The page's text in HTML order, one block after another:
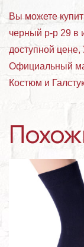
Вы можете
черный р-р 29 в
доступной
Официальный
Костюм и